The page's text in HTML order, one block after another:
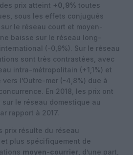
prix atteint +0,9% toutes
sous les effets conjugués
le réseau court et moyen-
baisse sur le réseau long-
(-0,9%). Sur le réseau
sont très contrastées, avec
intra-métropolitain (+1,1%) et
l’Outre-mer (-4,8%) due à
En 2018, les prix ont
sur le réseau domestique au
rapport à 2017.
prix résulte du réseau
et plus spécifiquement de
moyen-courrier , d’une part,